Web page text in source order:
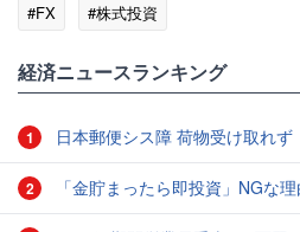
#FX
#株式投資
経済ニュースランキング
1 日本郵便シス障 荷物受け取れず
2 「金貯まったら即投資」NGな理